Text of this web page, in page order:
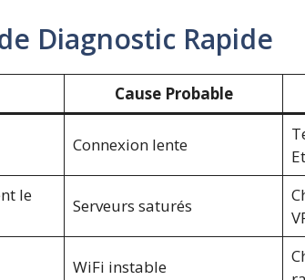
Diagnostic Rapide
Cause Probable
Connexion lente
le
Serveurs saturés
WiFi instable